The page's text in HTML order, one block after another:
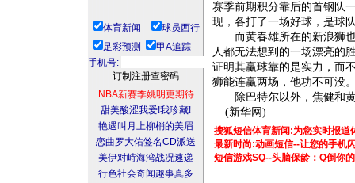
体育新闻
球员西行
足彩预测
甲A追踪
手机号:
NBA新赛季姚明更期待
甜美酸涩我爱!我珍藏!
艳遇叫月上柳梢的美眉
恋曲罗大佑签名CD派送
美伊对峙海湾战况速递
行色社会奇闻趣事真多
赛季前期积分靠后的首钢队
现，各打了一场好球，是球
而黄春雄所在的新浪狮也
人都无法想到的一场漂亮的
证明其赢球靠的是实力，而
狮能连赢两场，他功不可没
除巴特尔以外，焦健和黄
(新华网)
搜狐短信体育新闻:为您实时报道
最新时尚:动画短信--让您的手机
短信游戏SQ--头脑保龄：Q倒你